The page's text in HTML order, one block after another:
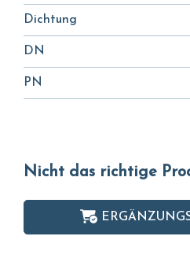
Dichtung
DN
PN
Nicht das richtige